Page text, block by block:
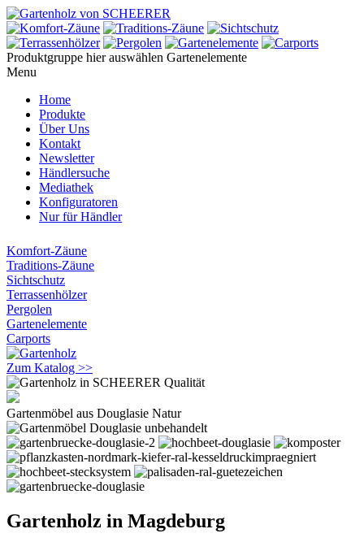
Produktgruppe hier auswählen Gartenelemente
Menu
Home
Produkte
Über Uns
Kontakt
Newsletter
Händlersuche
Mediathek
Konfiguratoren
Nur für Händler
Komfort-Zäune
Traditions-Zäune
Sichtschutz
Terrassenhölzer
Pergolen
Gartenelemente
Carports
Zum Katalog >>
Gartenmöbel aus Douglasie Natur
Gartenholz in Magdeburg